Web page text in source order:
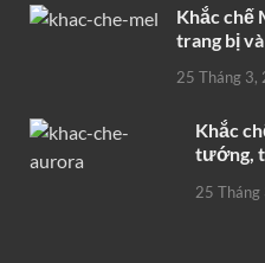
Khắc chế
trang bị
25 Tháng 3,
Khắc
tướng,
25